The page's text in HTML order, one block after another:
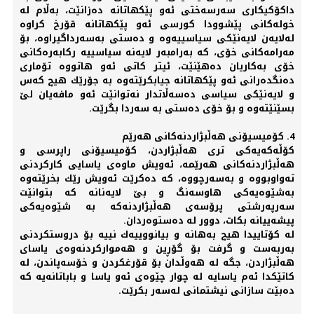
داكۆكیكاری‌ سه‌رسه‌ختی‌ ئه‌و پێكهاتانه‌ ده‌زانێت، به‌ڵام له‌
خوله‌كانی‌ پێشوودا كورسی‌ ئه‌و پێكهاتانه‌ قۆرخ كراوه‌
له‌لایه‌ن لایه‌نێكی‌ سیاسییه‌وه‌ و ده‌ستی‌ به‌سه‌رداگیراوه‌، بۆ
مه‌رامه‌كانی‌ خۆی‌، كه‌ به‌رامبه‌ر لایه‌نه‌ سیاسییه‌ ركابه‌ره‌كانی‌
خۆی‌ به‌كاریان ده‌هێنێت، ئیتر كاتی‌ ئه‌و هاتووه‌ تۆماری‌
ده‌نگده‌رانی‌ ئه‌و پێكهاتانه‌ جیابكرێته‌وه‌ به‌ جۆرێك هیچ كه‌س
و لایه‌نێكی‌ سیاسی‌ ده‌سه‌ڵاتدار نه‌توانێت ئه‌و مافه‌یان لێ
بسێنێته‌وه‌ و بۆ خۆی‌ ده‌ستی‌ به‌ سه‌ردا بگرێت.
4. كۆمیسیۆنی‌ هه‌ڵبژاردنه‌كانی‌ هه‌رێم
كۆڵه‌كه‌یه‌كی‌ تری‌ هه‌ڵبژاردن، كۆمیسیۆنی‌ راپرسی‌ و
هه‌ڵبژاردنه‌كانی‌ هه‌رێمه‌، ئه‌ویش ماوه‌ی‌ یاسایی‌ كاركردنی‌
ته‌واوبووه‌ و به‌سه‌رچووه‌، كه‌ ده‌كرێت ئه‌ویش رێك بخرێته‌وه‌
به‌شێوه‌یه‌كی‌ هاوسه‌نگ و بێ لایه‌نانه‌ كه‌ بتوانێت
سه‌رپه‌رشتی‌ پرۆسه‌ی‌ هه‌ڵبژاردنه‌كه‌ به‌ شێوه‌یه‌كی‌
پیشه‌ییانه‌ بكات، دوور له‌ ده‌ستوه‌ردان.
له‌ كۆتاییدا هیچ به‌هانه‌ و بیانووییه‌ك نییه‌ بۆ دروستكردنی‌
به‌ربه‌ست و گرفت بۆ گۆڕین و هه‌مواركردنه‌وه‌ی‌ یاسای‌
هه‌ڵبژاردن، جگه‌ له‌ هه‌وڵدان بۆ قۆرغكردن و خۆسه‌پاندن، له‌
كاتێكدا ئه‌م یاسایه‌ له‌ چوار چێوه‌ی‌ ئه‌و یاسا و باباتانه‌یه‌ كه‌
ده‌بێت سازانی‌ نیشتمانی‌ له‌سه‌ر بكرێت.